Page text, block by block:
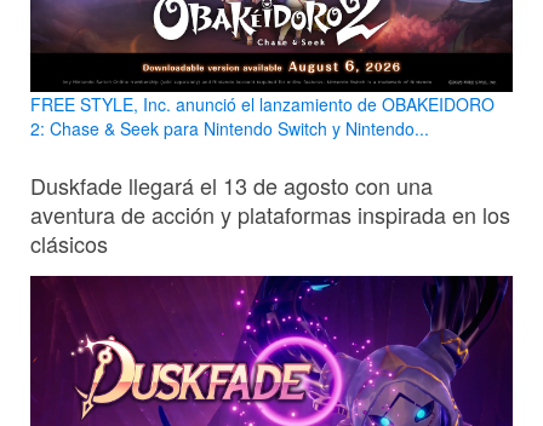
FREE STYLE, Inc. anunció el lanzamiento de OBAKEIDORO
2: Chase & Seek para Nintendo Switch y Nintendo...
Duskfade llegará el 13 de agosto con una
aventura de acción y plataformas inspirada en los
clásicos